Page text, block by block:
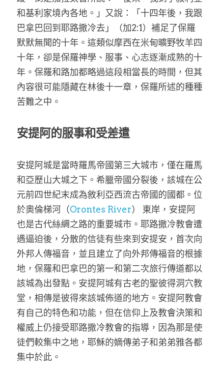
和基利家境內各地。」又說：「十四年後，我跟
巴拿巴回到耶路撒冷去」（加2:1）補足了保羅
默默無聞的十年。這類似摩西在米甸曠野牧羊四
十年，卻是保羅神學、服事、心志逐漸成熟的十
年。保羅和路加都略過這段相當長的時間，但其
內容很可能隱藏在林後十一章，保羅所述的種種
苦難之中。
安提阿的服事和受差遣
安提阿城是當時羅馬帝國第三大城市，僅在羅馬
和亞歷山大城之下。希臘帝國分裂後，該城在公
元前四世紀末成為敘利亞西流古帝國的國都。位
於奧倫梯河（Orontes River） 東岸，安提阿
也是古代絲綢之路的重要城市。耶路撒冷教會遭
遇逼迫後，分散的信徒有些來到安提安，首次向
外邦人傳福音，並且建立了向外邦傳福音的根據
地，保羅和巴拿巴的第一和第二次旅行傳道都以
該城為出發點。安提阿城有古老的聖彼得洞穴教
堂，相傳是彼得來該城佈道的地方。安提阿教會
有自己的特色和功能，但在信仰上及教會決策和
權威上仍接受耶路撒冷教會的指導，因為那是使
徒們較集中之地，耶穌的嫡傳弟子和弟弟雅各都
集中於此。